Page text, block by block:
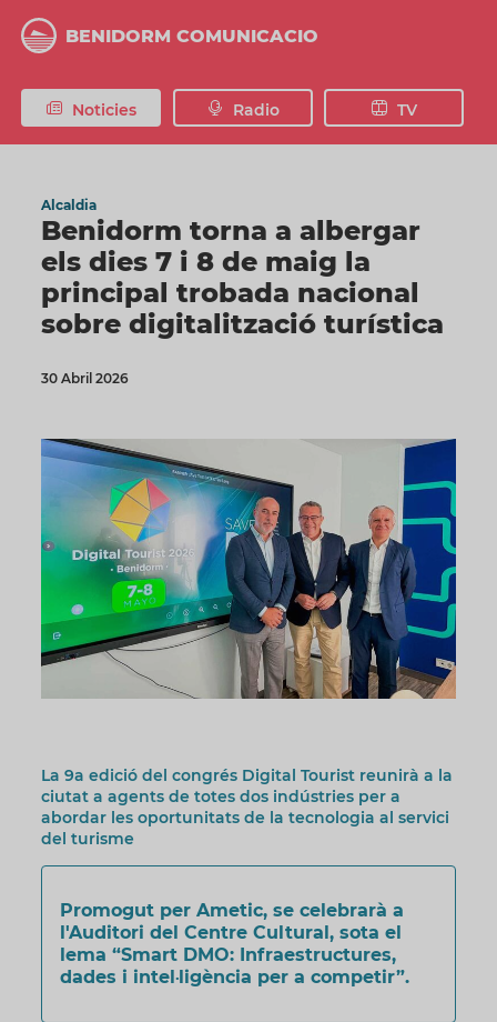
contingut
BENIDORM COMUNICACIO
Noticies Radio TV
Alcaldia
Benidorm torna a albergar
els dies 7 i 8 de maig la
principal trobada nacional
sobre digitalització turística
30 Abril 2026
La 9a edició del congrés Digital Tourist reunirà a la
ciutat a agents de totes dos indústries per a
abordar les oportunitats de la tecnologia al servici
del turisme
Promogut per Ametic, se celebrarà a
l'Auditori del Centre Cultural, sota el
lema “Smart DMO: Infraestructures,
dades i intel·ligència per a competir”.